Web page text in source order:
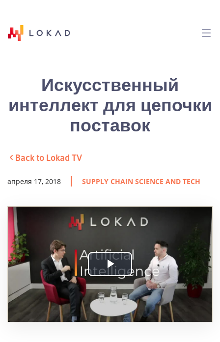
Искусственный
интеллект для цепочки
поставок
Back to Lokad TV
апреля 17, 2018 SUPPLY CHAIN SCIENCE AND TECH
Play
Video